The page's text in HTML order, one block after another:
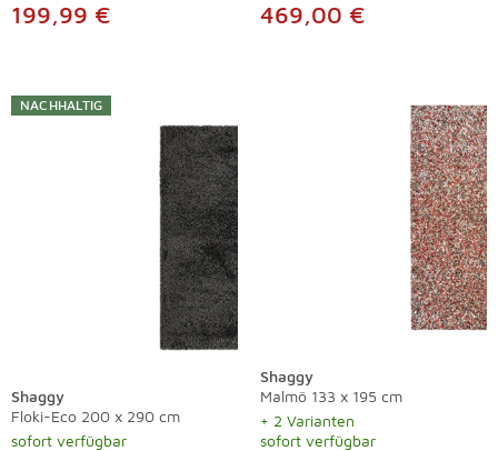
199,99 € 469,00 €
NACHHALTIG
Shaggy
Floki-Eco 200 x 290 cm
sofort verfügbar
Shaggy
Malmö 133 x 195 cm
+ 2 Varianten
sofort verfügbar